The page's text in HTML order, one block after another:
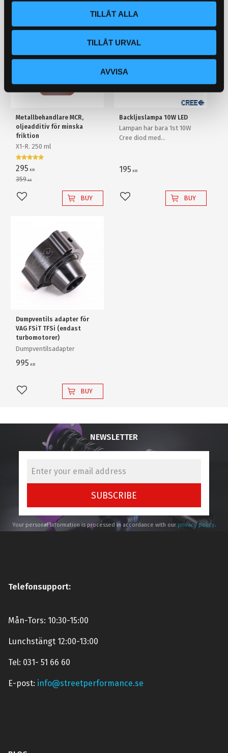
TILLÅT ALLA
TILLÅT URVAL
AVVISA
Metallbehandlare MCR,
oljeadditiv för minska
friktion
X1-R. 250 ml
295 KR
359KR
18% STORSÄLJARE!
Add to favoritesBUY
Backljuslampa 10W LED
Lampan har bara 1st 10W
Cree diod med
enkelt en "80W" backlampa
195 KR
Add to favoritesBUY
Dumpventils adapter för
VAG FSiT TFSi (endast
turbomotorer)
Dumpventilsadapter
995 KR
Add to favoritesBUY
NEWSLETTER
SUBSCRIBE
Your personal information is processed in accordance with our privacy policy.
Telefonsupport:
Mån-Tors: 10:30-15:00
Lunchstängt 12:00-13:00
Tel: 031- 51 66 60
E-post: info@streetperformance.se